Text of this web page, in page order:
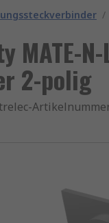
/
MATE-
2-polig